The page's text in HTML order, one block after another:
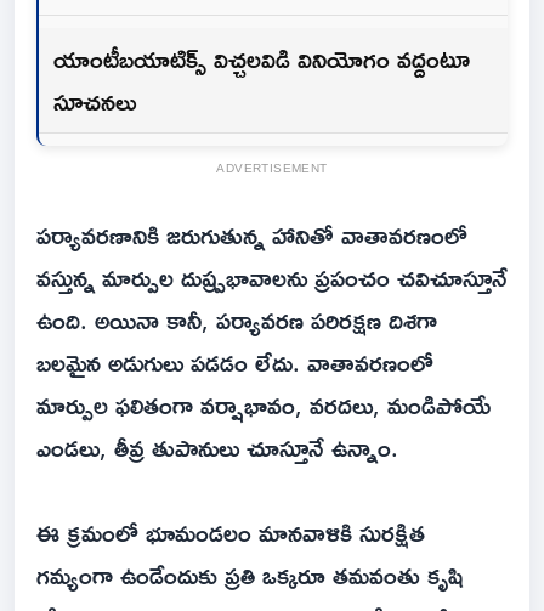
యాంటీబయాటిక్స్ విచ్చలవిడి వినియోగం వద్దంటూ
సూచనలు
ADVERTISEMENT
పర్యావరణానికి జరుగుతున్న హానితో వాతావరణంలో
వస్తున్న మార్పుల దుష్ప్రభావాలను ప్రపంచం చవిచూస్తూనే
ఉంది. అయినా కానీ, పర్యావరణ పరిరక్షణ దిశగా
బలమైన అడుగులు పడడం లేదు. వాతావరణంలో
మార్పుల ఫలితంగా వర్షాభావం, వరదలు, మండిపోయే
ఎండలు, తీవ్ర తుపానులు చూస్తూనే ఉన్నాం.
ఈ క్రమంలో భూమండలం మానవాళికి సురక్షిత
గమ్యంగా ఉండేందుకు ప్రతి ఒక్కరూ తమవంతు కృషి